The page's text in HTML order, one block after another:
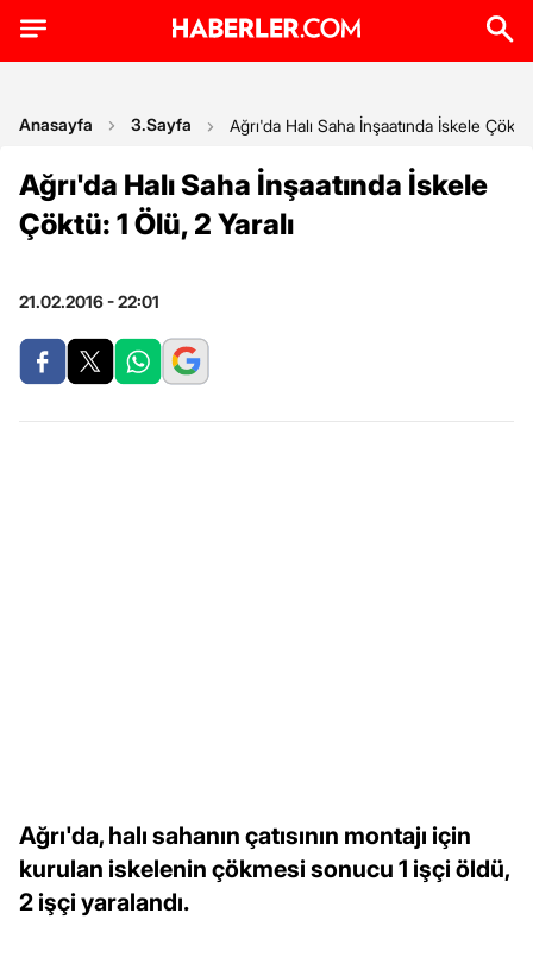
Anasayfa 3.Sayfa Ağrı'da Halı Saha İnşaatında İskele
Ağrı'da Halı Saha İnşaatında İskele
Çöktü: 1 Ölü, 2 Yaralı
21.02.2016 - 22:01
Ağrı'da, halı sahanın çatısının montajı için
kurulan iskelenin çökmesi sonucu 1 işçi öldü,
2 işçi yaralandı.